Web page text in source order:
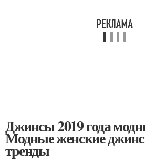
Джинсы 2019 года
Модные женские
тренды